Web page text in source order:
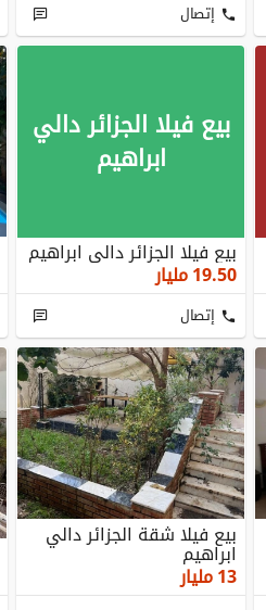
إتصال
بيع فيلا الجزائر دالي
ابراهيم
بيع فيلا الجزائر دالي ابراهيم
19.50مليار
إتصال
بيع فيلا شقة الجزائر دالي
ابراهيم
13مليار